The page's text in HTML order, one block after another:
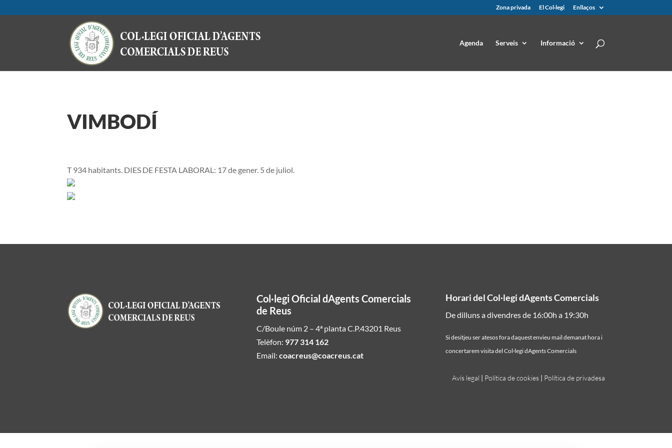
Zona privada El Col·legi Enllaços
Agenda Serveis Informació
VIMBODÍ
T 934 habitants. DIES DE FESTA LABORAL: 17 de gener. 5 de juliol.
Col·legi Oficial dAgents Comercials
de Reus
C/Boule núm 2 – 4ª planta C.P.43201 Reus
Telèfon: 977 314 162
Email: coacreus@coacreus.cat
Horari del Col·legi dAgents Comercials
De dilluns a divendres de 16:00h a 19:30h
Si desitjeu ser atesos fora daquest envieu mail demanat hora i
concertarem visita del Col·legi dAgents Comercials
Avís legal | Política de cookies| Política de privadesa